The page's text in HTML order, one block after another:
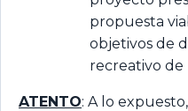
propuesta
objetivos de
recreativo de
ATENTO: A lo